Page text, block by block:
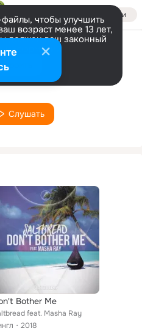
Войти
чтобы улучшить
возраст менее 13 лет,
должен ваш законный
информации
Слушать
Bother Me
feat. Masha Ray
2018